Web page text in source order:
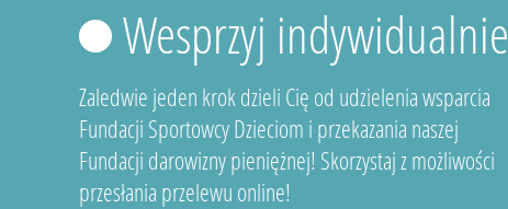
Wesprzyj indywidualnie
Zaledwie jeden krok dzieli Cię od udzielenia wsparcia
Fundacji Sportowcy Dzieciom i przekazania naszej
Fundacji darowizny pieniężnej! Skorzystaj z możliwości
przesłania przelewu online!